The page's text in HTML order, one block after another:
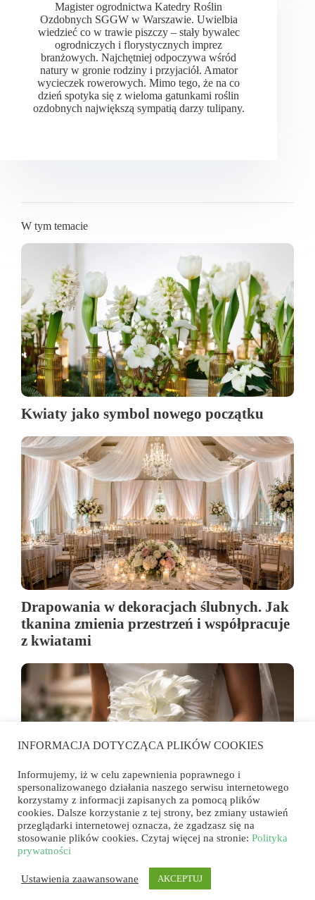
Magister ogrodnictwa Katedry Roślin
Ozdobnych SGGW w Warszawie. Uwielbia
wiedzieć co w trawie piszczy – stały bywalec
ogrodniczych i florystycznych imprez
branżowych. Najchętniej odpoczywa wśród
natury w gronie rodziny i przyjaciół. Amator
wycieczek rowerowych. Mimo tego, że na co
dzień spotyka się z wieloma gatunkami roślin
ozdobnych największą sympatią darzy tulipany.
W tym temacie
Kwiaty jako symbol nowego początku
Drapowania w dekoracjach ślubnych. Jak
tkanina zmienia przestrzeń i współpracuje
z kwiatami
Cantedeskia wraca do florystyki ślubnej.
Dlaczego znów stała się jednym z
najmodniejszych kwiatów?
INFORMACJA DOTYCZĄCA PLIKÓW COOKIES
Informujemy, iż w celu zapewnienia poprawnego i
spersonalizowanego działania naszego serwisu internetowego
korzystamy z informacji zapisanych za pomocą plików
cookies. Dalsze korzystanie z tej strony, bez zmiany ustawień
przeglądarki internetowej oznacza, że zgadzasz się na
stosowanie plików cookies. Czytaj więcej na stronie: Polityka
prywatności
Ustawienia zaawansowane AKCEPTUJ